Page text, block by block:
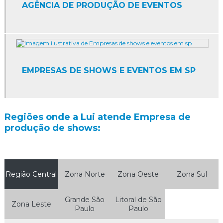
Agência de promoção
Agência de promotores de vendas
Agência de trade marketing em sp
AGÊNCIA DE PRODUÇÃO DE EVENTOS
EMPRESAS DE SHOWS E EVENTOS EM SP
Regiões onde a Lui atende Empresa de
produção de shows:
Região Central Zona Norte Zona Oeste Zona Sul
Zona Leste
Grande São
Paulo
Litoral de São
Paulo